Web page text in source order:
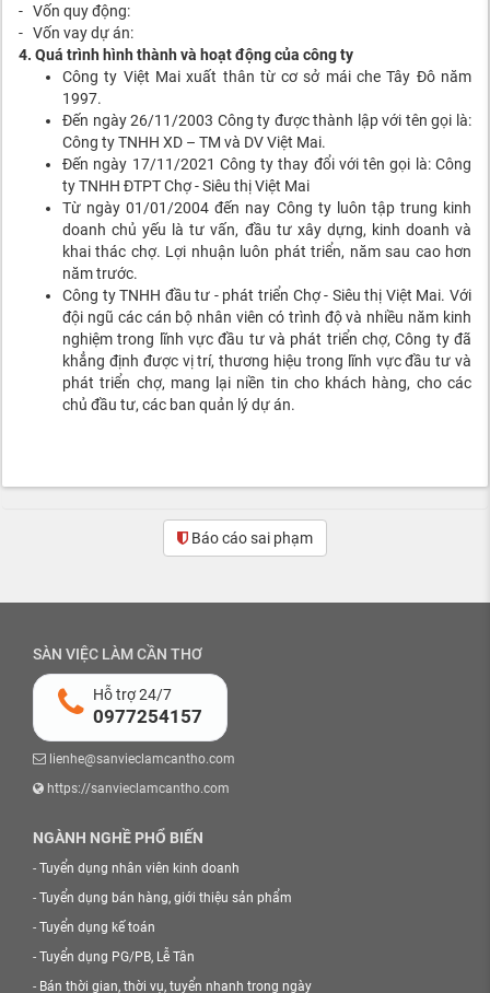
- Vốn quy động:
- Vốn vay dự án:
4. Quá trình hình thành và hoạt động của công ty
Công ty Việt Mai xuất thân từ cơ sở mái che Tây Đô năm
1997.
Đến ngày 26/11/2003 Công ty được thành lập với tên gọi là:
Công ty TNHH XD – TM và DV Việt Mai.
Đến ngày 17/11/2021 Công ty thay đổi với tên gọi là: Công
ty TNHH ĐTPT Chợ - Siêu thị Việt Mai
Từ ngày 01/01/2004 đến nay Công ty luôn tập trung kinh
doanh chủ yếu là tư vấn, đầu tư xây dựng, kinh doanh và
khai thác chợ. Lợi nhuận luôn phát triển, năm sau cao hơn
năm trước.
Công ty TNHH đầu tư - phát triển Chợ - Siêu thị Việt Mai. Với
đội ngũ các cán bộ nhân viên có trình độ và nhiều năm kinh
nghiệm trong lĩnh vực đầu tư và phát triển chợ, Công ty đã
khẳng định được vị trí, thương hiệu trong lĩnh vực đầu tư và
phát triển chợ, mang lại niền tin cho khách hàng, cho các
chủ đầu tư, các ban quản lý dự án.
Báo cáo sai phạm(0)
SÀN VIỆC LÀM CẦN THƠ
Hỗ trợ 24/7
0977254157
lienhe@sanvieclamcantho.com
https://sanvieclamcantho.com
NGÀNH NGHỀ PHỔ BIẾN
- Tuyển dụng nhân viên kinh doanh
- Tuyển dụng bán hàng, giới thiệu sản phẩm
- Tuyển dụng kế toán
- Tuyển dụng PG/PB, Lễ Tân
- Bán thời gian, thời vụ, tuyển nhanh trong ngày